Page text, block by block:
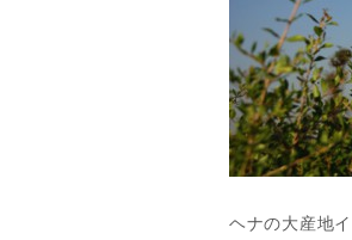
ヘナの大産地